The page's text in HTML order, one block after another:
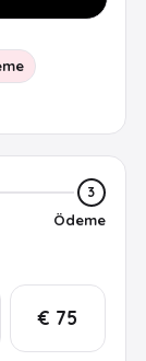
3
Ödeme
€ 75